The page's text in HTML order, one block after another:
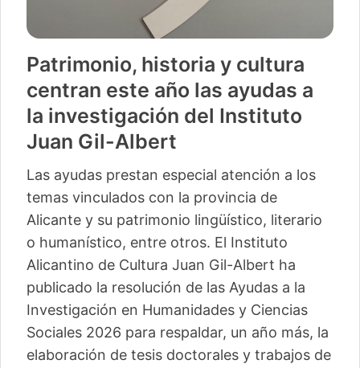
Patrimonio, historia y cultura
centran este año las ayudas a
la investigación del Instituto
Juan Gil-Albert
Las ayudas prestan especial atención a los
temas vinculados con la provincia de
Alicante y su patrimonio lingüístico, literario
o humanístico, entre otros. El Instituto
Alicantino de Cultura Juan Gil-Albert ha
publicado la resolución de las Ayudas a la
Investigación en Humanidades y Ciencias
Sociales 2026 para respaldar, un año más, la
elaboración de tesis doctorales y trabajos de